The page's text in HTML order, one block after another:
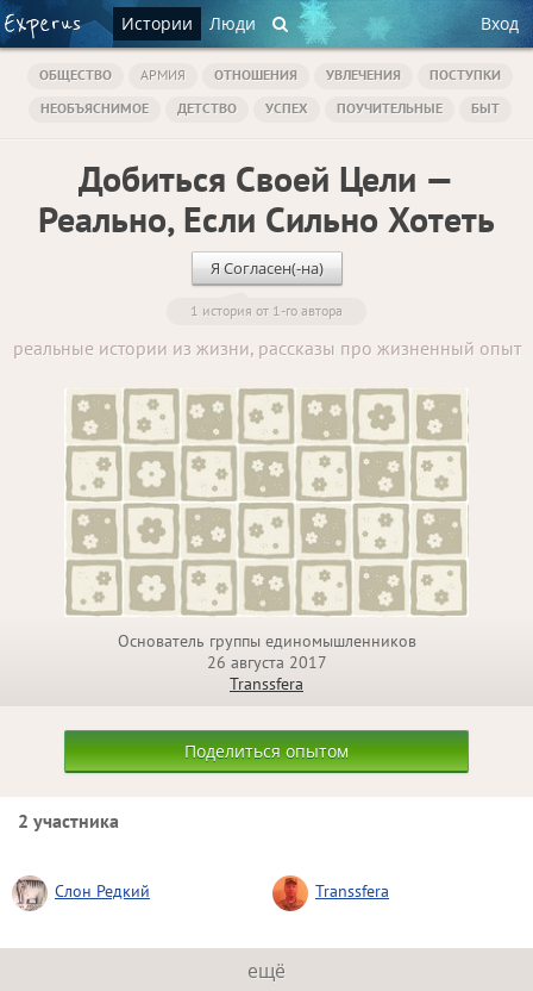
Истории Люди Вход
ОБЩЕСТВО АРМИЯ ОТНОШЕНИЯ УВЛЕЧЕНИЯ
ПОСТУПКИ
НЕОБЪЯСНИМОЕ
ДЕТСТВО УСПЕХ ПОУЧИТЕЛЬНЫЕ БЫТ
Добиться Своей Цели —
Реально, Если Сильно Хотеть
Я Согласен(-на)
1 история от 1-го автора
реальные истории из жизни, рассказы про жизненный опыт
Основатель группы единомышленников
26 августа 2017
Transsfera
Поделиться опытом
2 участника
Слон Редкий Transsfera
ещё